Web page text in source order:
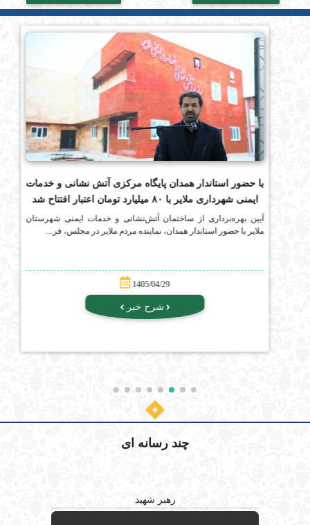
با حضور استاندار همدان پایگاه مرکزی آتش نشانی و خدمات
ایمنی شهرداری ملایر با ۸۰ میلیارد تومان اعتبار افتتاح شد
آیین بهره‌برداری از ساختمان آتش‌نشانی و خدمات ایمنی شهرستان
ملایر با حضور استاندار همدان، نماینده مردم ملایر در مجلس، فر...
1405/04/29
شرح خبر
چند رسانه ای
رهبر شهید